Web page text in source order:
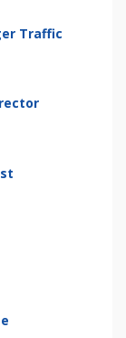
Traffic